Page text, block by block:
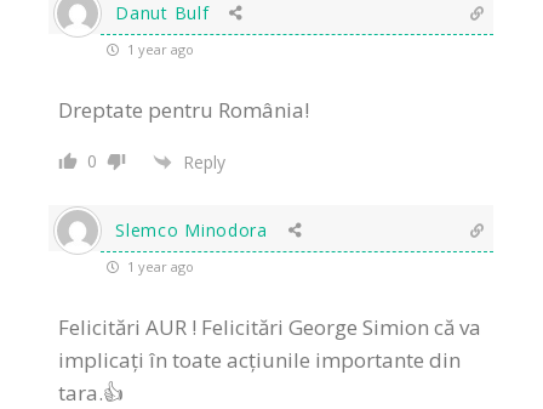
Danut Bulf
1 year ago
Dreptate pentru România!
0 Reply
Slemco Minodora
1 year ago
Felicitări AUR ! Felicitări George Simion că va
implicați în toate acțiunile importante din
tara.👍